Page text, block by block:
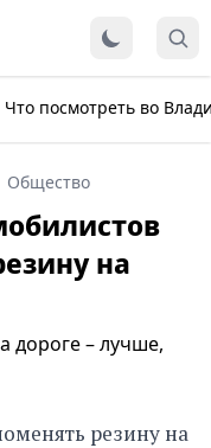
Что посмотреть во
Общество
на
дороге – лучше,
резину на